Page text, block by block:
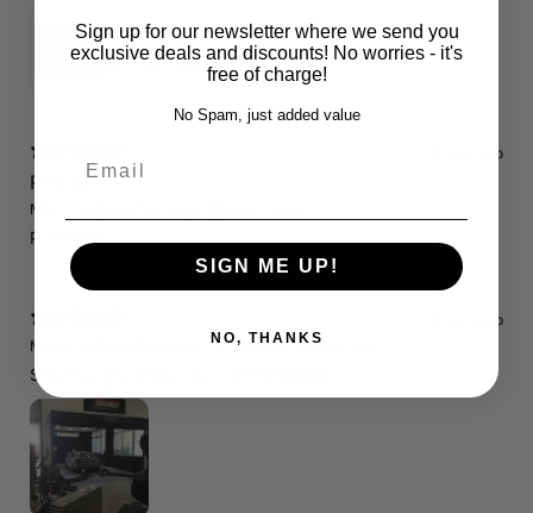
Servicepaket / Inspektionspaket 1 mit Motul 300V 5W40 - 5W50 für alle 2.5 TFSI Modelle
4.71 ★ · 7 reviews
14 days ago
RS3 8P
Marcin J.
Polecam !
14 days ago
Marcin J.
•Purchased 26 days ago
Świetnie spedzony czas , Pozdrawiam
Sign up for our newsletter where we send you
exclusive deals and discounts! No worries - it's
free of charge!
No Spam, just added value
SIGN ME UP!
NO, THANKS